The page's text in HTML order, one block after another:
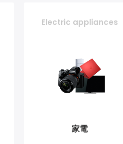
Electric appliances
家電